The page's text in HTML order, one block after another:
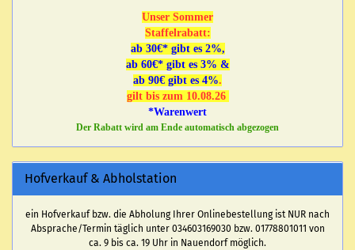
Unser Sommer
Staffelrabatt:
ab 30€* gibt es 2%,
ab 60€* gibt es 3% &
ab 90€ gibt es 4%.
gilt bis zum 10.08.26
*Warenwert
Der Rabatt wird am Ende automatisch abgezogen
Hofverkauf & Abholstation
ein Hofverkauf bzw. die Abholung Ihrer Onlinebestellung ist NUR nach
Absprache/Termin täglich unter 034603169030 bzw. 01778801011 von
ca. 9 bis ca. 19 Uhr in Nauendorf möglich.